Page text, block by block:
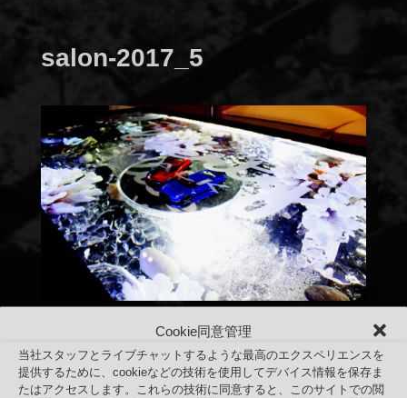
Cookie同意管理
当社スタッフとライブチャットするような最高のエクスペリエンスを
提供するために、cookieなどの技術を使用してデバイス情報を保存ま
たはアクセスします。これらの技術に同意すると、このサイトでの閲
salon-2017_5